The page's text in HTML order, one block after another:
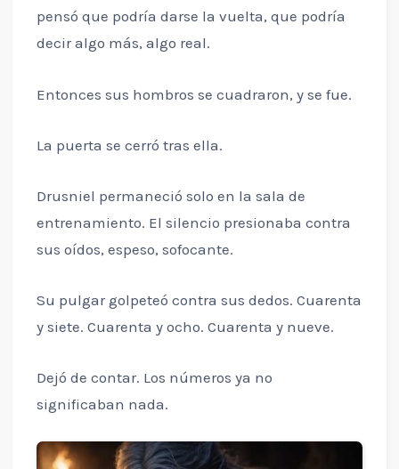
pensó que podría darse la vuelta, que podría
decir algo más, algo real.
Entonces sus hombros se cuadraron, y se fue.
La puerta se cerró tras ella.
Drusniel permaneció solo en la sala de
entrenamiento. El silencio presionaba contra
sus oídos, espeso, sofocante.
Su pulgar golpeteó contra sus dedos. Cuarenta
y siete. Cuarenta y ocho. Cuarenta y nueve.
Dejó de contar. Los números ya no
significaban nada.